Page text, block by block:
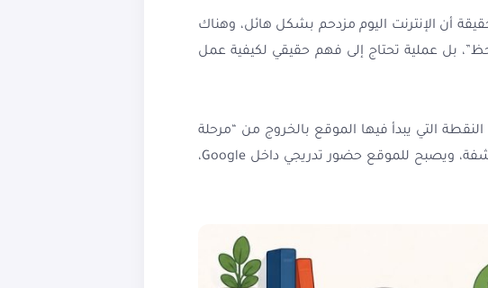
أن الإنترنت اليوم مزدحم بشكل هائل، وهناك
الحصول على أول 1000 زائر لم يعد مسألة “حظ”، بل عملية تحتاج إلى فهم حقيقي لكيفية عمل
لأنه يمثل النقطة التي يبدأ فيها الموقع بالخروج من “مرحلة
الفراغ” إلى مرحلة بناء جمهور حقيقي. بعدها تصبح الأمور أسهل نسبيًا؛ تبدأ المقالات بالأرشفة، ويصبح للموقع حضور تدريجي داخل Google،